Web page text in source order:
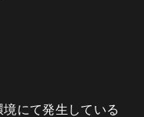
にて発生している